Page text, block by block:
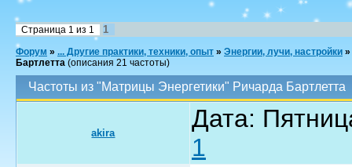
Страница 1 из 1 1
Форум » ... Другие практики, техники, опыт » Энергии, лучи, настройки »
Бартлетта (описания 21 частоты)
Частоты из "Матрицы Энергетики" Ричарда Бартлетта
akira
Дата:
1